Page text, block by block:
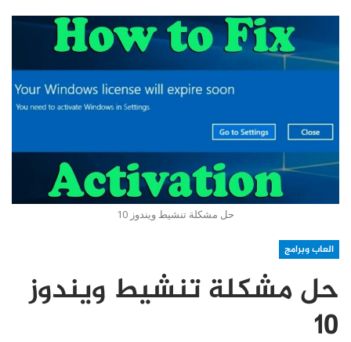
حل مشكلة تنشيط ويندوز 10
العاب وبرامج
حل مشكلة تنشيط ويندوز
10